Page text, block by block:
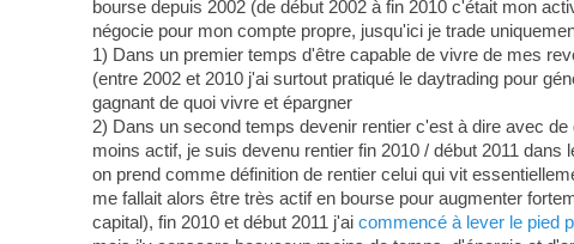
bourse depuis 2002 (de début 2002 à fin 2010 c'était mon
négocie pour mon compte propre, jusqu'ici je trade
1) Dans un premier temps d'être capable de vivre de mes
(entre 2002 et 2010 j'ai surtout pratiqué le daytrading pour
gagnant de quoi vivre et épargner
2) Dans un second temps devenir rentier c'est à dire avec
moins actif, je suis devenu rentier fin 2010 / début 2011
on prend comme définition de rentier celui qui vit
me fallait alors être très actif en bourse pour augmenter
capital), fin 2010 et début 2011 j'ai commencé à lever le pied